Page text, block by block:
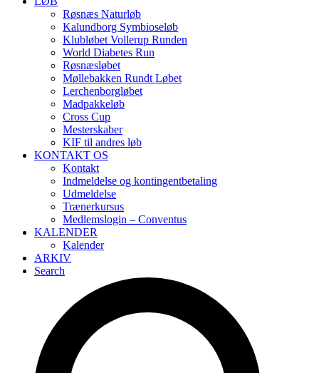
Røsnæs Naturløb
Kalundborg Symbioseløb
Klubløbet Vollerup Runden
World Diabetes Run
Røsnæsløbet
Møllebakken Rundt Løbet
Lerchenborgløbet
Madpakkeløb
Cross Cup
Mesterskaber
KIF til andres løb
KONTAKT OS
Kontakt
Indmeldelse og kontingentbetaling
Udmeldelse
Trænerkursus
Medlemslogin – Conventus
KALENDER
Kalender
ARKIV
Search